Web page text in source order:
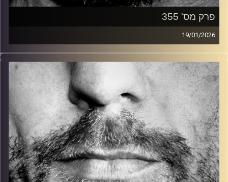
פרק מס' 355
19/01/2026
זיפים, מוזיקה מחוספסת של הופעות חיות. הרבה ג'אם, רוק,
בלוז, bluegrass, ג'אז, Fאנק, פרוגרסיב ואפילו אלקטרוניקה.
כל מה שחי, אמיתי ונושם.
עם שמוליק רגב.
קרדיט תמונות: David Goehring